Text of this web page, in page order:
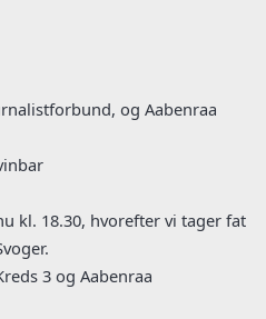
og Aabenraa
kl. 18.30, hvorefter vi tager fat
3 og Aabenraa